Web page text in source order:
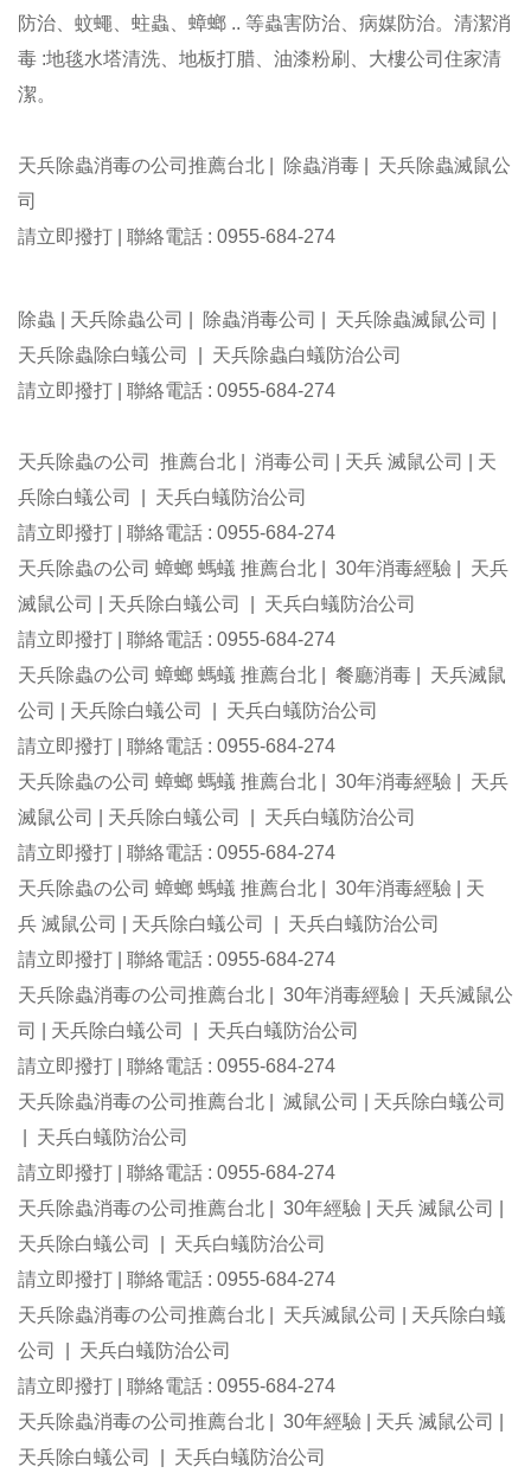
防治、蚊蠅、蛀蟲、蟑螂 .. 等蟲害防治、病媒防治。清潔消
毒 :地毯水塔清洗、地板打腊、油漆粉刷、大樓公司住家清
潔。
天兵除蟲消毒の公司推薦台北 | 除蟲消毒 | 天兵除蟲滅鼠公
司
請立即撥打 | 聯絡電話 : 0955-684-274
除蟲 | 天兵除蟲公司 | 除蟲消毒公司 | 天兵除蟲滅鼠公司 |
天兵除蟲除白蟻公司 | 天兵除蟲白蟻防治公司
請立即撥打 | 聯絡電話 : 0955-684-274
天兵除蟲の公司 推薦台北 | 消毒公司 | 天兵 滅鼠公司 | 天
兵除白蟻公司 | 天兵白蟻防治公司
請立即撥打 | 聯絡電話 : 0955-684-274
天兵除蟲の公司 蟑螂 螞蟻 推薦台北 | 30年消毒經驗 | 天兵
滅鼠公司 | 天兵除白蟻公司 | 天兵白蟻防治公司
請立即撥打 | 聯絡電話 : 0955-684-274
天兵除蟲の公司 蟑螂 螞蟻 推薦台北 | 餐廳消毒 | 天兵滅鼠
公司 | 天兵除白蟻公司 | 天兵白蟻防治公司
請立即撥打 | 聯絡電話 : 0955-684-274
天兵除蟲の公司 蟑螂 螞蟻 推薦台北 | 30年消毒經驗 | 天兵
滅鼠公司 | 天兵除白蟻公司 | 天兵白蟻防治公司
請立即撥打 | 聯絡電話 : 0955-684-274
天兵除蟲の公司 蟑螂 螞蟻 推薦台北 | 30年消毒經驗 | 天
兵 滅鼠公司 | 天兵除白蟻公司 | 天兵白蟻防治公司
請立即撥打 | 聯絡電話 : 0955-684-274
天兵除蟲消毒の公司推薦台北 | 30年消毒經驗 | 天兵滅鼠公
司 | 天兵除白蟻公司 | 天兵白蟻防治公司
請立即撥打 | 聯絡電話 : 0955-684-274
天兵除蟲消毒の公司推薦台北 | 滅鼠公司 | 天兵除白蟻公司
| 天兵白蟻防治公司
請立即撥打 | 聯絡電話 : 0955-684-274
天兵除蟲消毒の公司推薦台北 | 30年經驗 | 天兵 滅鼠公司 |
天兵除白蟻公司 | 天兵白蟻防治公司
請立即撥打 | 聯絡電話 : 0955-684-274
天兵除蟲消毒の公司推薦台北 | 天兵滅鼠公司 | 天兵除白蟻
公司 | 天兵白蟻防治公司
請立即撥打 | 聯絡電話 : 0955-684-274
天兵除蟲消毒の公司推薦台北 | 30年經驗 | 天兵 滅鼠公司 |
天兵除白蟻公司 | 天兵白蟻防治公司